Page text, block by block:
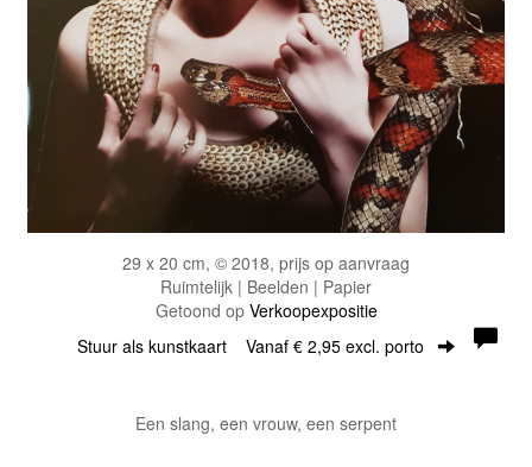
29 x 20 cm, © 2018, prijs op aanvraag
Ruimtelijk | Beelden | Papier
Getoond op Verkoopexpositie
Stuur als kunstkaart Vanaf € 2,95 excl. porto
Een slang, een vrouw, een serpent